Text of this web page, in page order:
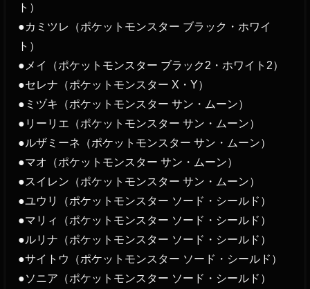
ト）
●カミツレ（ポケットモンスター ブラック・ホワイ
ト）
●メイ（ポケットモンスター ブラック2・ホワイト2）
●セレナ（ポケットモンスター X・Y）
●ミヅキ（ポケットモンスター サン・ムーン）
●リーリエ（ポケットモンスター サン・ムーン）
●ルザミーネ（ポケットモンスター サン・ムーン）
●マオ（ポケットモンスター サン・ムーン）
●スイレン（ポケットモンスター サン・ムーン）
●ユウリ（ポケットモンスター ソード・シールド）
●マリィ（ポケットモンスター ソード・シールド）
●ルリナ（ポケットモンスター ソード・シールド）
●サイトウ（ポケットモンスター ソード・シールド）
●ソニア（ポケットモンスター ソード・シールド）